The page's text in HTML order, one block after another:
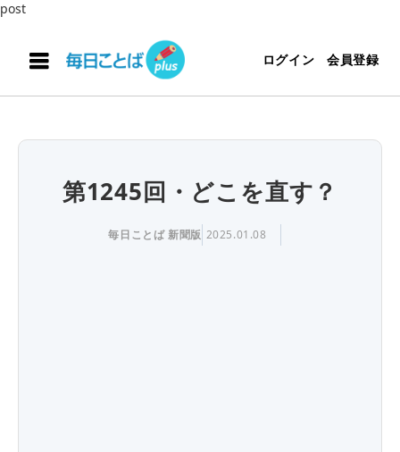
post
ログイン 会員登録
第1245回・どこを直す？
毎日ことば 新聞版 2025.01.08